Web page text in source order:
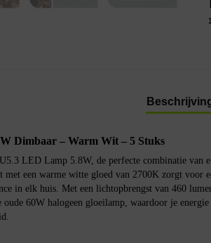
Dimbaar – Warm Wit – 5 Stuks
LED Lamp 5.8W, de perfecte combinatie van
met een warme witte gloed van 2700K zorgt voor
in elk huis. Met een lichtopbrengst van 460
60W halogeen gloeilamp, waardoor je energie